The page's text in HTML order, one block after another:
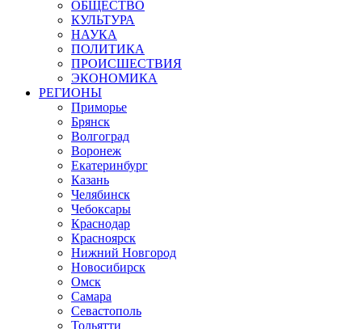
ОБЩЕСТВО
КУЛЬТУРА
НАУКА
ПОЛИТИКА
ПРОИСШЕСТВИЯ
ЭКОНОМИКА
РЕГИОНЫ
Приморье
Брянск
Волгоград
Воронеж
Екатеринбург
Казань
Челябинск
Чебоксары
Краснодар
Красноярск
Нижний Новгород
Новосибирск
Омск
Самара
Севастополь
Тольятти